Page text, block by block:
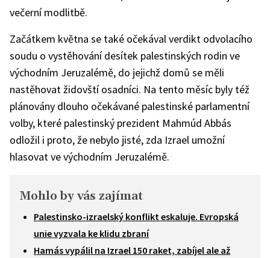
večerní modlitbě.
Začátkem května se také očekával verdikt odvolacího
soudu o vystěhování desítek palestinských rodin ve
východním Jeruzalémě, do jejichž domů se měli
nastěhovat židovští osadníci. Na tento měsíc byly též
plánovány dlouho očekávané palestinské parlamentní
volby, které palestinský prezident Mahmúd Abbás
odložil i proto, že nebylo jisté, zda Izrael umožní
hlasovat ve východním Jeruzalémě.
Mohlo by vás zajímat
Palestinsko-izraelský konflikt eskaluje. Evropská
unie vyzvala ke klidu zbraní
Hamás vypálil na Izrael 150 raket, zabíjel ale až